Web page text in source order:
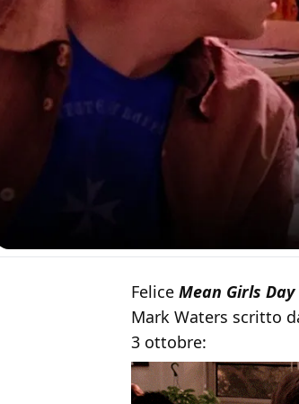
Felice Mean Girls Day
Mark Waters scritto
3 ottobre: